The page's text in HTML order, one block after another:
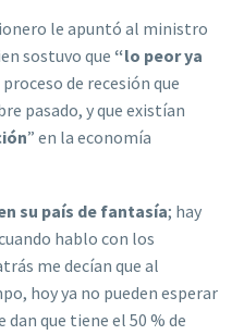
le apuntó al ministro
sostuvo que “lo peor ya
de recesión que
pasado, y que existían
” en la economía
su país de fantasía; hay
hablo con los
me decían que al
hoy ya no pueden esperar
dan que tiene el 50 % de